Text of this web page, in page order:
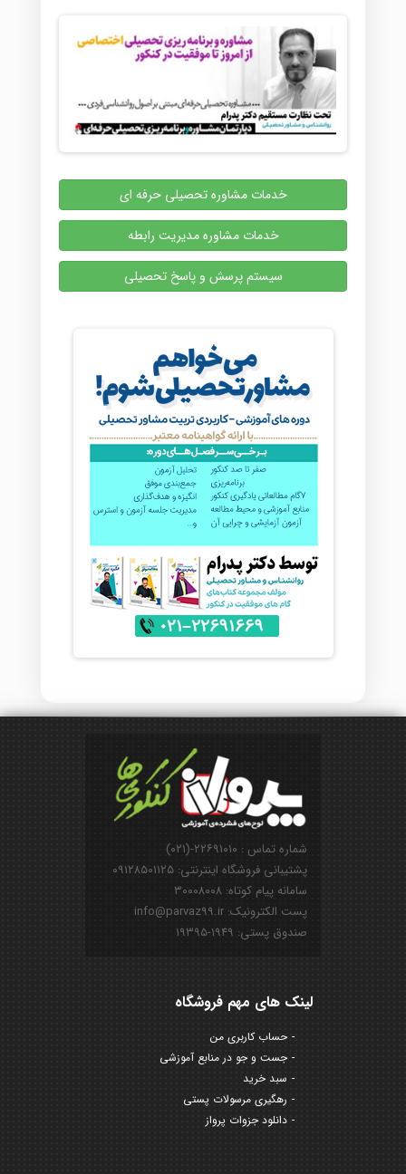
خدمات مشاوره تحصیلی حرفه ای
خدمات مشاوره مدیریت رابطه
سیستم پرسش و پاسخ تحصیلی
شماره تماس : ۲۲۶۹۱۰۱۰-(۰۲۱)
پشتیبانی فروشگاه اینترنتی: ۰۹۱۲۸۵۰۱۱۲۵
سامانه پیام کوتاه: ۳۰۰۰۸۰۰۸
پست الکترونیک: info@parvaz99.ir
صندوق پستی: ۱۹۴۹-۱۹۳۹۵
لینک های مهم فروشگاه
حساب کاربری من
جست و جو در منابع آموزشی
سبد خرید
رهگیری مرسولات پستی
دانلود جزوات پرواز